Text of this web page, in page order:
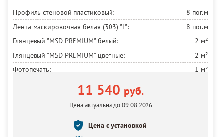
Профиль стеновой пластиковый:
8 пог.м
Лента маскировочная белая (303) "L":
8 пог.м
Глянцевый "MSD PREMIUM" белый:
2 м²
Глянцевый "MSD PREMIUM" цветные:
2 м²
Фотопечать:
1 м²
Установка круглых светильников:
11 540 руб.
Цена актуальна до 09.08.2026
Цена с установкой